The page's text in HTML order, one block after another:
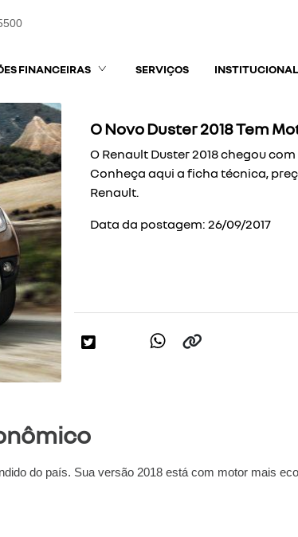
FINANCEIRAS SERVIÇOS INSTITUCIONAL
O Novo Duster 2018 Tem
O Renault Duster 2018 chegou
Conheça aqui a ficha técnica,
Renault.
Data da postagem: 26/09/2017
do país. Sua versão 2018 está com motor mais